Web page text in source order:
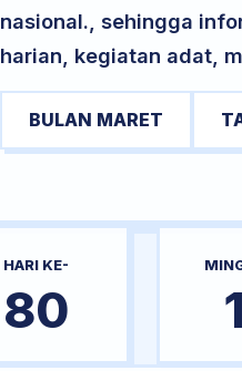
nasional., sehingga
harian, kegiatan adat,
BULAN MARET
HARI KE-
80